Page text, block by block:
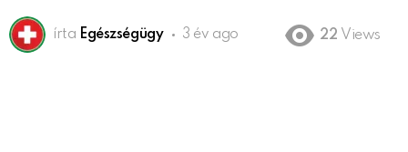
írta Egészségügy 3 év ago 22 Views